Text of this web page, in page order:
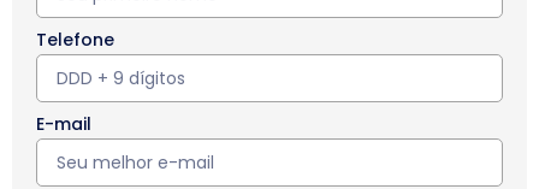
Telefone
E-mail